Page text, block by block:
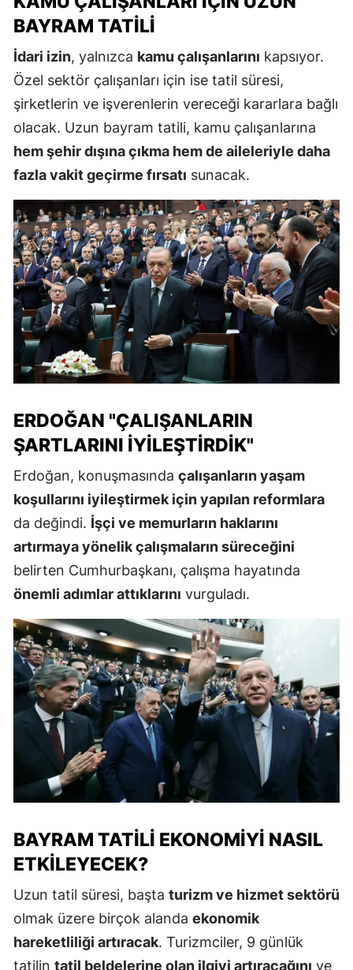
BAYRAM TATILI
İdari izin, yalnızca kamu çalışanlarını kapsıyor.
Özel sektör çalışanları için ise tatil süresi,
şirketlerin ve işverenlerin vereceği kararlara bağlı
olacak. Uzun bayram tatili, kamu çalışanlarına
hem şehir dışına çıkma hem de aileleriyle daha
fazla vakit geçirme fırsatı sunacak.
ERDOĞAN "ÇALIŞANLARIN
ŞARTLARINI İYILEŞTIRDIK"
Erdoğan, konuşmasında çalışanların yaşam
koşullarını iyileştirmek için yapılan reformlara
da değindi. İşçi ve memurların haklarını
artırmaya yönelik çalışmaların süreceğini
belirten Cumhurbaşkanı, çalışma hayatında
önemli adımlar attıklarını vurguladı.
BAYRAM TATILI EKONOMIYI NASIL
ETKILEYECEK?
Uzun tatil süresi, başta turizm ve hizmet sektörü
olmak üzere birçok alanda ekonomik
hareketliliği artıracak. Turizmciler, 9 günlük
tatilin tatil beldelerine olan ilgiyi artıracağını ve